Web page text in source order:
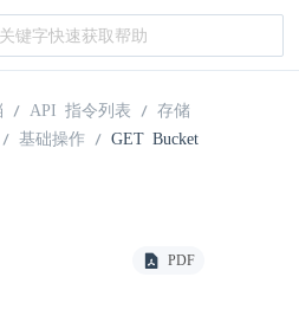
API 指令列表
存储
基础操作 GET Bucket
PDF